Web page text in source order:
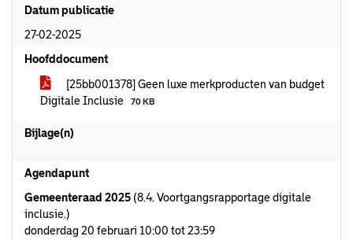
Datum publicatie
27-02-2025
Hoofddocument
[25bb001378] Geen luxe merkproducten van budget
Digitale Inclusie
70 KB
Bijlage(n)
Agendapunt
Gemeenteraad 2025 (8.4. Voortgangsrapportage digitale
inclusie.)
donderdag 20 februari 10:00 tot 23:59